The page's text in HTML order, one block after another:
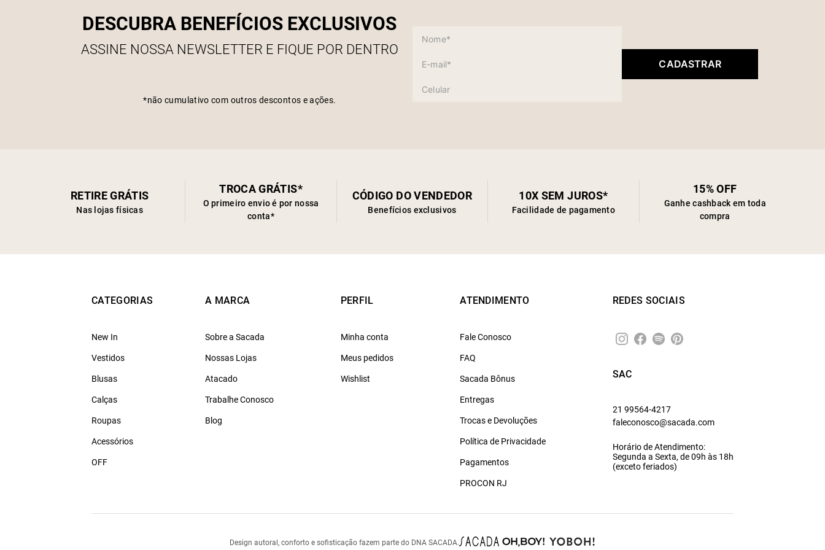
DESCUBRA BENEFÍCIOS EXCLUSIVOS
ASSINE NOSSA NEWSLETTER E FIQUE POR DENTRO
*não cumulativo com outros descontos e ações.
CADASTRAR
RETIRE GRÁTIS
Nas lojas físicas
TROCA GRÁTIS*
O primeiro envio é por nossa
conta*
CÓDIGO DO VENDEDOR
Benefícios exclusivos
10X SEM JUROS*
Facilidade de pagamento
15% OFF
Ganhe cashback em toda
compra
CATEGORIAS
New In
Vestidos
Blusas
Calças
Roupas
Acessórios
OFF
A MARCA
Sobre a Sacada
Nossas Lojas
Atacado
Trabalhe Conosco
Blog
PERFIL
Minha conta
Meus pedidos
Wishlist
ATENDIMENTO
Fale Conosco
FAQ
Sacada Bônus
Entregas
Trocas e Devoluções
Política de Privacidade
Pagamentos
PROCON RJ
REDES SOCIAIS
SAC
21 99564-4217
faleconosco@sacada.com
Horário de Atendimento:
Segunda a Sexta, de 09h às 18h
(exceto feriados)
Design autoral, conforto e sofisticação fazem parte do DNA SACADA.